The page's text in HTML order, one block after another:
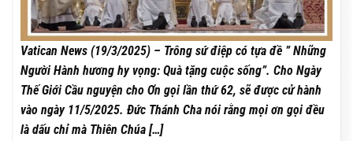
Vatican News (19/3/2025) – Trông sứ điệp có tựa đề ” Những
Người Hành hương hy vọng: Quà tặng cuộc sống”. Cho Ngày
Thế Giới Cầu nguyện cho Ơn gọi lần thứ 62, sẽ được cử hành
vào ngày 11/5/2025. Đức Thánh Cha nói rằng mọi ơn gọi đều
là dấu chỉ mà Thiên Chúa […]